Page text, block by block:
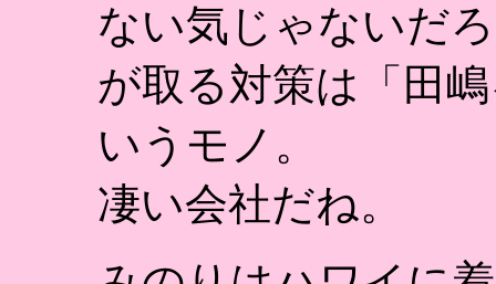
ない気じゃないだ
が取る対策は「田
いうモノ。
凄い会社だね。